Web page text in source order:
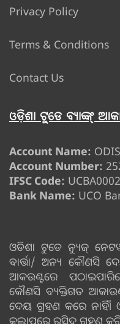
Privacy Policy
Terms & Conditions
Contact Us
ଓଡ଼ିଶା ଟୁଡେ ବ୍ୟାଙ୍କ୍
Account Name:
Account Number:
IFSC Code:
Bank Name: UCO
ଓଡିଶା ଟୁଡେ ନ୍ୟୁଜ୍
ବାର୍ତ୍ତା/ ଅନ୍ୟ କୌଣସି
ଆକଉଣ୍ଟରେ
କୌଣସି ବ୍ୟକ୍ତିଗତ
ଦେୟ ଗ୍ରହଣ କରେ
କଲାପରେ ରସିଦ ଗ୍ରହଣ କରି